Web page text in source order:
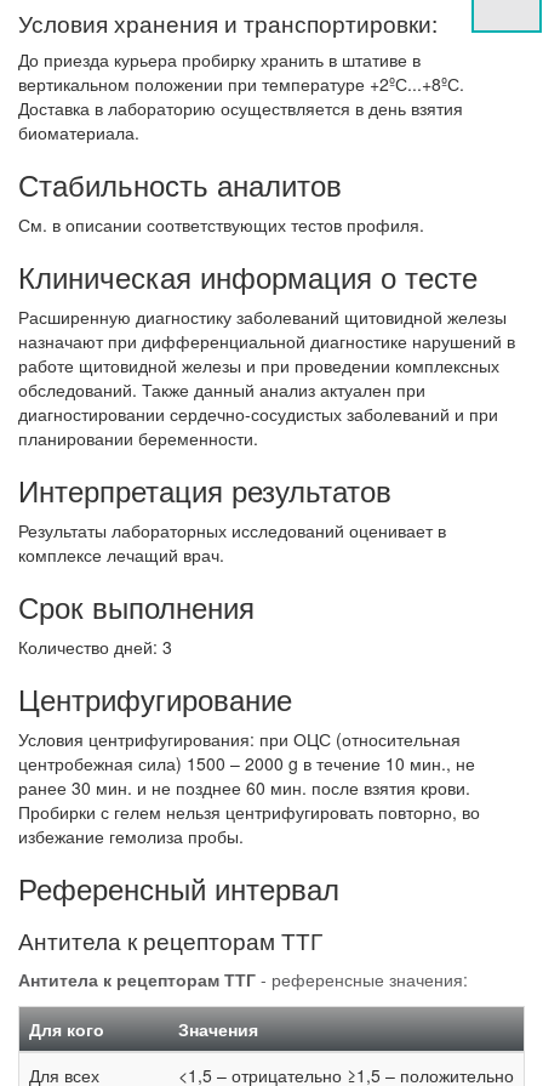
Условия хранения и транспортировки:
До приезда курьера пробирку хранить в штативе в
вертикальном положении при температуре +2ºС...+8ºС.
Доставка в лабораторию осуществляется в день взятия
биоматериала.
Стабильность аналитов
См. в описании соответствующих тестов профиля.
Клиническая информация о тесте
Расширенную диагностику заболеваний щитовидной железы
назначают при дифференциальной диагностике нарушений в
работе щитовидной железы и при проведении комплексных
обследований. Также данный анализ актуален при
диагностировании сердечно-сосудистых заболеваний и при
планировании беременности.
Интерпретация результатов
Результаты лабораторных исследований оценивает в
комплексе лечащий врач.
Срок выполнения
Количество дней: 3
Центрифугирование
Условия центрифугирования: при ОЦС (относительная
центробежная сила) 1500 – 2000 g в течение 10 мин., не
ранее 30 мин. и не позднее 60 мин. после взятия крови.
Пробирки с гелем нельзя центрифугировать повторно, во
избежание гемолиза пробы.
Референсный интервал
Антитела к рецепторам ТТГ
Антитела к рецепторам ТТГ - референсные значения:
Для кого
Значения
Для всех
<1,5 – отрицательно ≥1,5 – положительно